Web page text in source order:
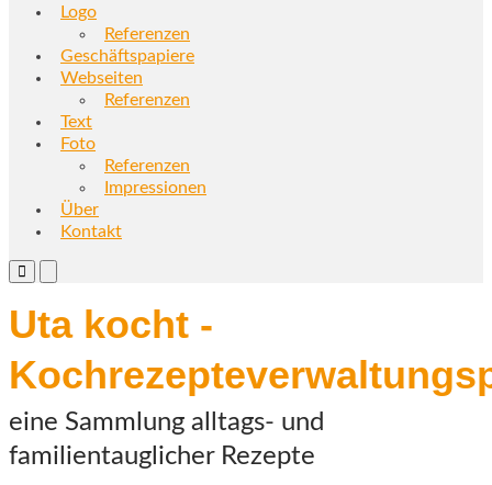
Logo
Referenzen
Geschäftspapiere
Webseiten
Referenzen
Text
Foto
Referenzen
Impressionen
Über
Kontakt
Primary
Menu
Mobile
Menu
Desktop
Uta kocht -
eine Sammlung alltags- und
familientauglicher Rezepte